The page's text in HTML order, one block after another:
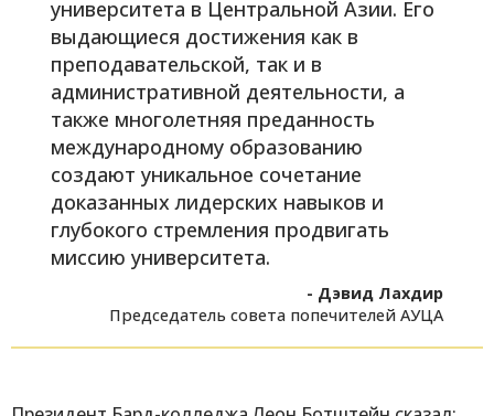
университета в Центральной Азии. Его
выдающиеся достижения как в
преподавательской, так и в
административной деятельности, а
также многолетняя преданность
международному образованию
создают уникальное сочетание
доказанных лидерских навыков и
глубокого стремления продвигать
миссию университета.
- Дэвид Лахдир
Председатель совета попечителей АУЦА